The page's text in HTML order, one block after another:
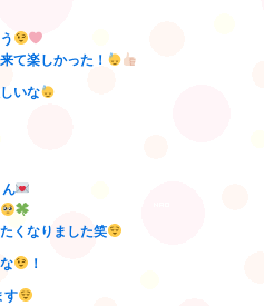
て楽しかった！
いな
くなりました笑
！
す